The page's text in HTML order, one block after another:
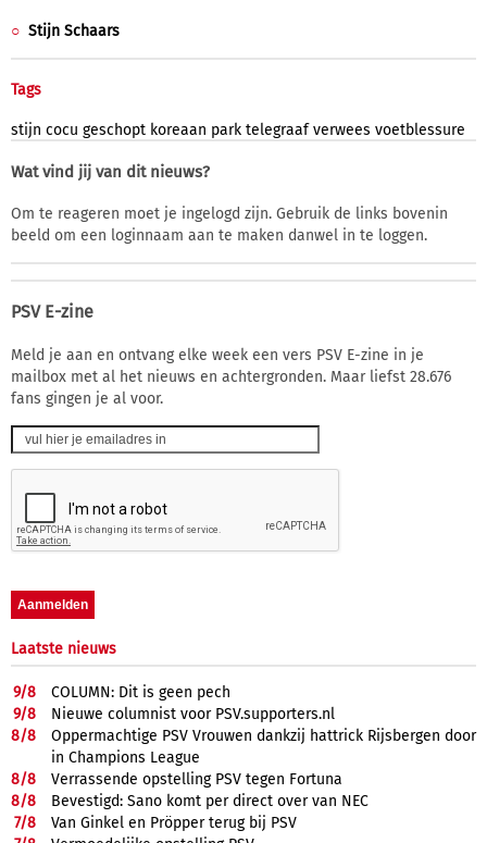
Stijn Schaars
Tags
stijn cocu geschopt koreaan park telegraaf verwees voetblessure
Wat vind jij van dit nieuws?
Om te reageren moet je ingelogd zijn. Gebruik de links bovenin
beeld om een loginnaam aan te maken danwel in te loggen.
PSV E-zine
Meld je aan en ontvang elke week een vers PSV E-zine in je
mailbox met al het nieuws en achtergronden. Maar liefst 28.676
fans gingen je al voor.
Laatste nieuws
9/8
COLUMN: Dit is geen pech
9/8
Nieuwe columnist voor PSV.supporters.nl
8/8
Oppermachtige PSV Vrouwen dankzij hattrick Rijsbergen door
in Champions League
8/8
Verrassende opstelling PSV tegen Fortuna
8/8
Bevestigd: Sano komt per direct over van NEC
7/8
Van Ginkel en Pröpper terug bij PSV